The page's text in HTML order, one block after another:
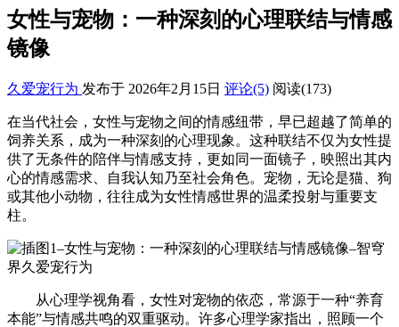
女性与宠物：一种深刻的心理联结与情感
镜像
久爱宠行为 发布于 2026年2月15日 评论(5) 阅读(173)
在当代社会，女性与宠物之间的情感纽带，早已超越了简单的
饲养关系，成为一种深刻的心理现象。这种联结不仅为女性提
供了无条件的陪伴与情感支持，更如同一面镜子，映照出其内
心的情感需求、自我认知乃至社会角色。宠物，无论是猫、狗
或其他小动物，往往成为女性情感世界的温柔投射与重要支
柱。
从心理学视角看，女性对宠物的依恋，常源于一种“养育
本能”与情感共鸣的双重驱动。许多心理学家指出，照顾一个